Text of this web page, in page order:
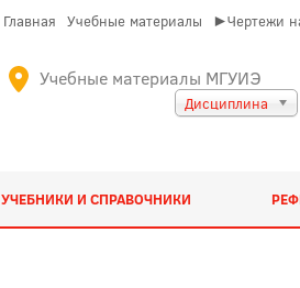
Главная Учебные материалы ►Чертежи
Учебные материалы МГУИЭ
Дисциплина
УЧЕБНИКИ И СПРАВОЧНИКИ